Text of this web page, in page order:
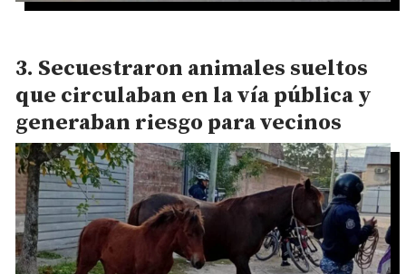
Secuestraron animales sueltos
que circulaban en la vía pública y
generaban riesgo para vecinos